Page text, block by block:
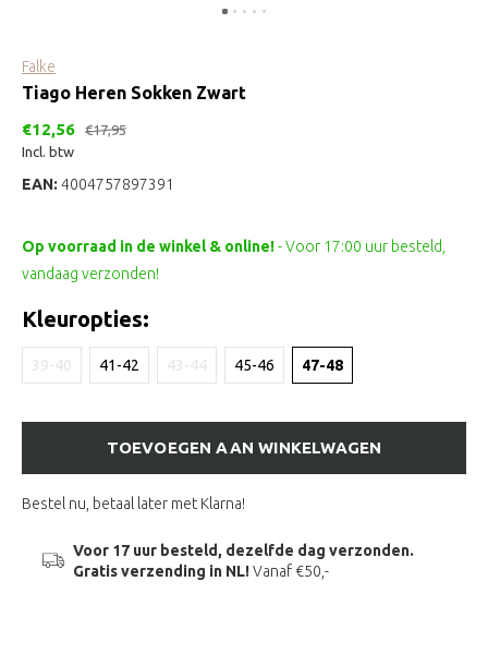
Falke
Tiago Heren Sokken Zwart
€12,56
€17,95
Incl. btw
EAN: 4004757897391
Op voorraad in de winkel & online!- Voor 17:00 uur besteld,
vandaag verzonden!
Kleuropties:
39-40 41-42 43-44 45-46 47-48
TOEVOEGEN AAN WINKELWAGEN
Bestel nu, betaal later met Klarna!
Voor 17 uur besteld, dezelfde dag verzonden.
Gratis verzending in NL!Vanaf €50,-